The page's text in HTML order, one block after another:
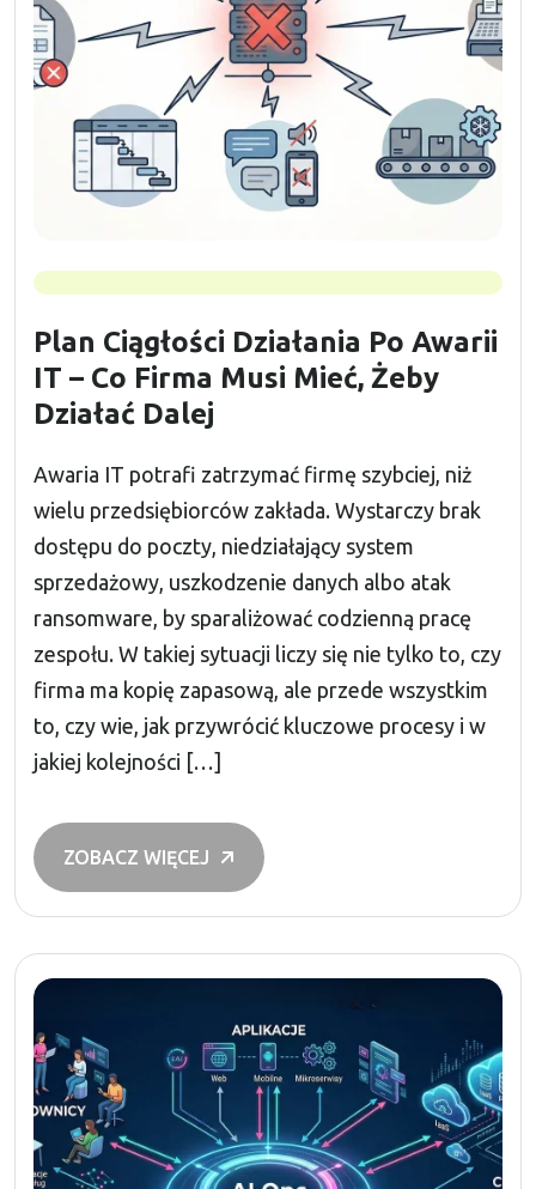
Plan Ciągłości Działania Po Awarii
IT – Co Firma Musi Mieć, Żeby
Działać Dalej
Awaria IT potrafi zatrzymać firmę szybciej, niż
wielu przedsiębiorców zakłada. Wystarczy brak
dostępu do poczty, niedziałający system
sprzedażowy, uszkodzenie danych albo atak
ransomware, by sparaliżować codzienną pracę
zespołu. W takiej sytuacji liczy się nie tylko to, czy
firma ma kopię zapasową, ale przede wszystkim
to, czy wie, jak przywrócić kluczowe procesy i w
jakiej kolejności […]
ZOBACZ WIĘCEJ